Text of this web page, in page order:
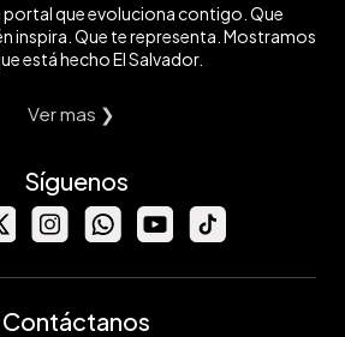
portal que evoluciona contigo. Que
inspira. Que te representa. Mostramos
está hecho El Salvador.
Ver mas ❯
Síguenos
Contáctanos